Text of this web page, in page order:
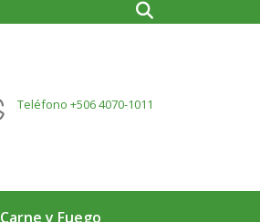
Teléfono +506 4070-1011
Carne y Fuego